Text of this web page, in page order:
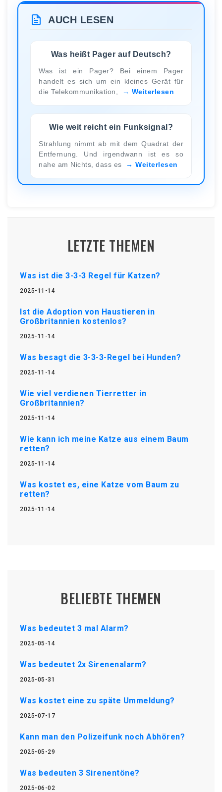
AUCH LESEN
Was heißt Pager auf Deutsch?
Was ist ein Pager? Bei einem Pager
handelt es sich um ein kleines Gerät für
die Telekommunikation,
Weiterlesen
Wie weit reicht ein Funksignal?
Strahlung nimmt ab mit dem Quadrat der
Entfernung. Und irgendwann ist es so
nahe am Nichts, dass es
Weiterlesen
LETZTE THEMEN
Was ist die 3-3-3 Regel für Katzen?
2025-11-14
Ist die Adoption von Haustieren in
Großbritannien kostenlos?
2025-11-14
Was besagt die 3-3-3-Regel bei Hunden?
2025-11-14
Wie viel verdienen Tierretter in
Großbritannien?
2025-11-14
Wie kann ich meine Katze aus einem Baum
retten?
2025-11-14
Was kostet es, eine Katze vom Baum zu
retten?
2025-11-14
BELIEBTE THEMEN
Was bedeutet 3 mal Alarm?
2025-05-14
Was bedeutet 2x Sirenenalarm?
2025-05-31
Was kostet eine zu späte Ummeldung?
2025-07-17
Kann man den Polizeifunk noch Abhören?
2025-05-29
Was bedeuten 3 Sirenentöne?
2025-06-02